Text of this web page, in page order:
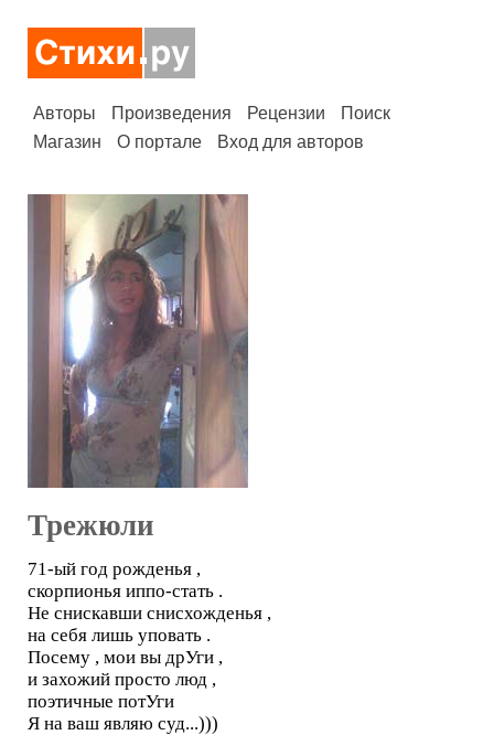
Авторы Произведения Рецензии
Поиск
Магазин
О портале Вход для авторов
Трежюли
71-ый год рожденья ,
скорпионья иппо-стать .
Hе снискавши снисхожденья ,
на себя лишь уповать .
Посему , мои вы дрУги ,
и захожий просто люд ,
поэтичные потУги
Я на ваш являю суд...)))